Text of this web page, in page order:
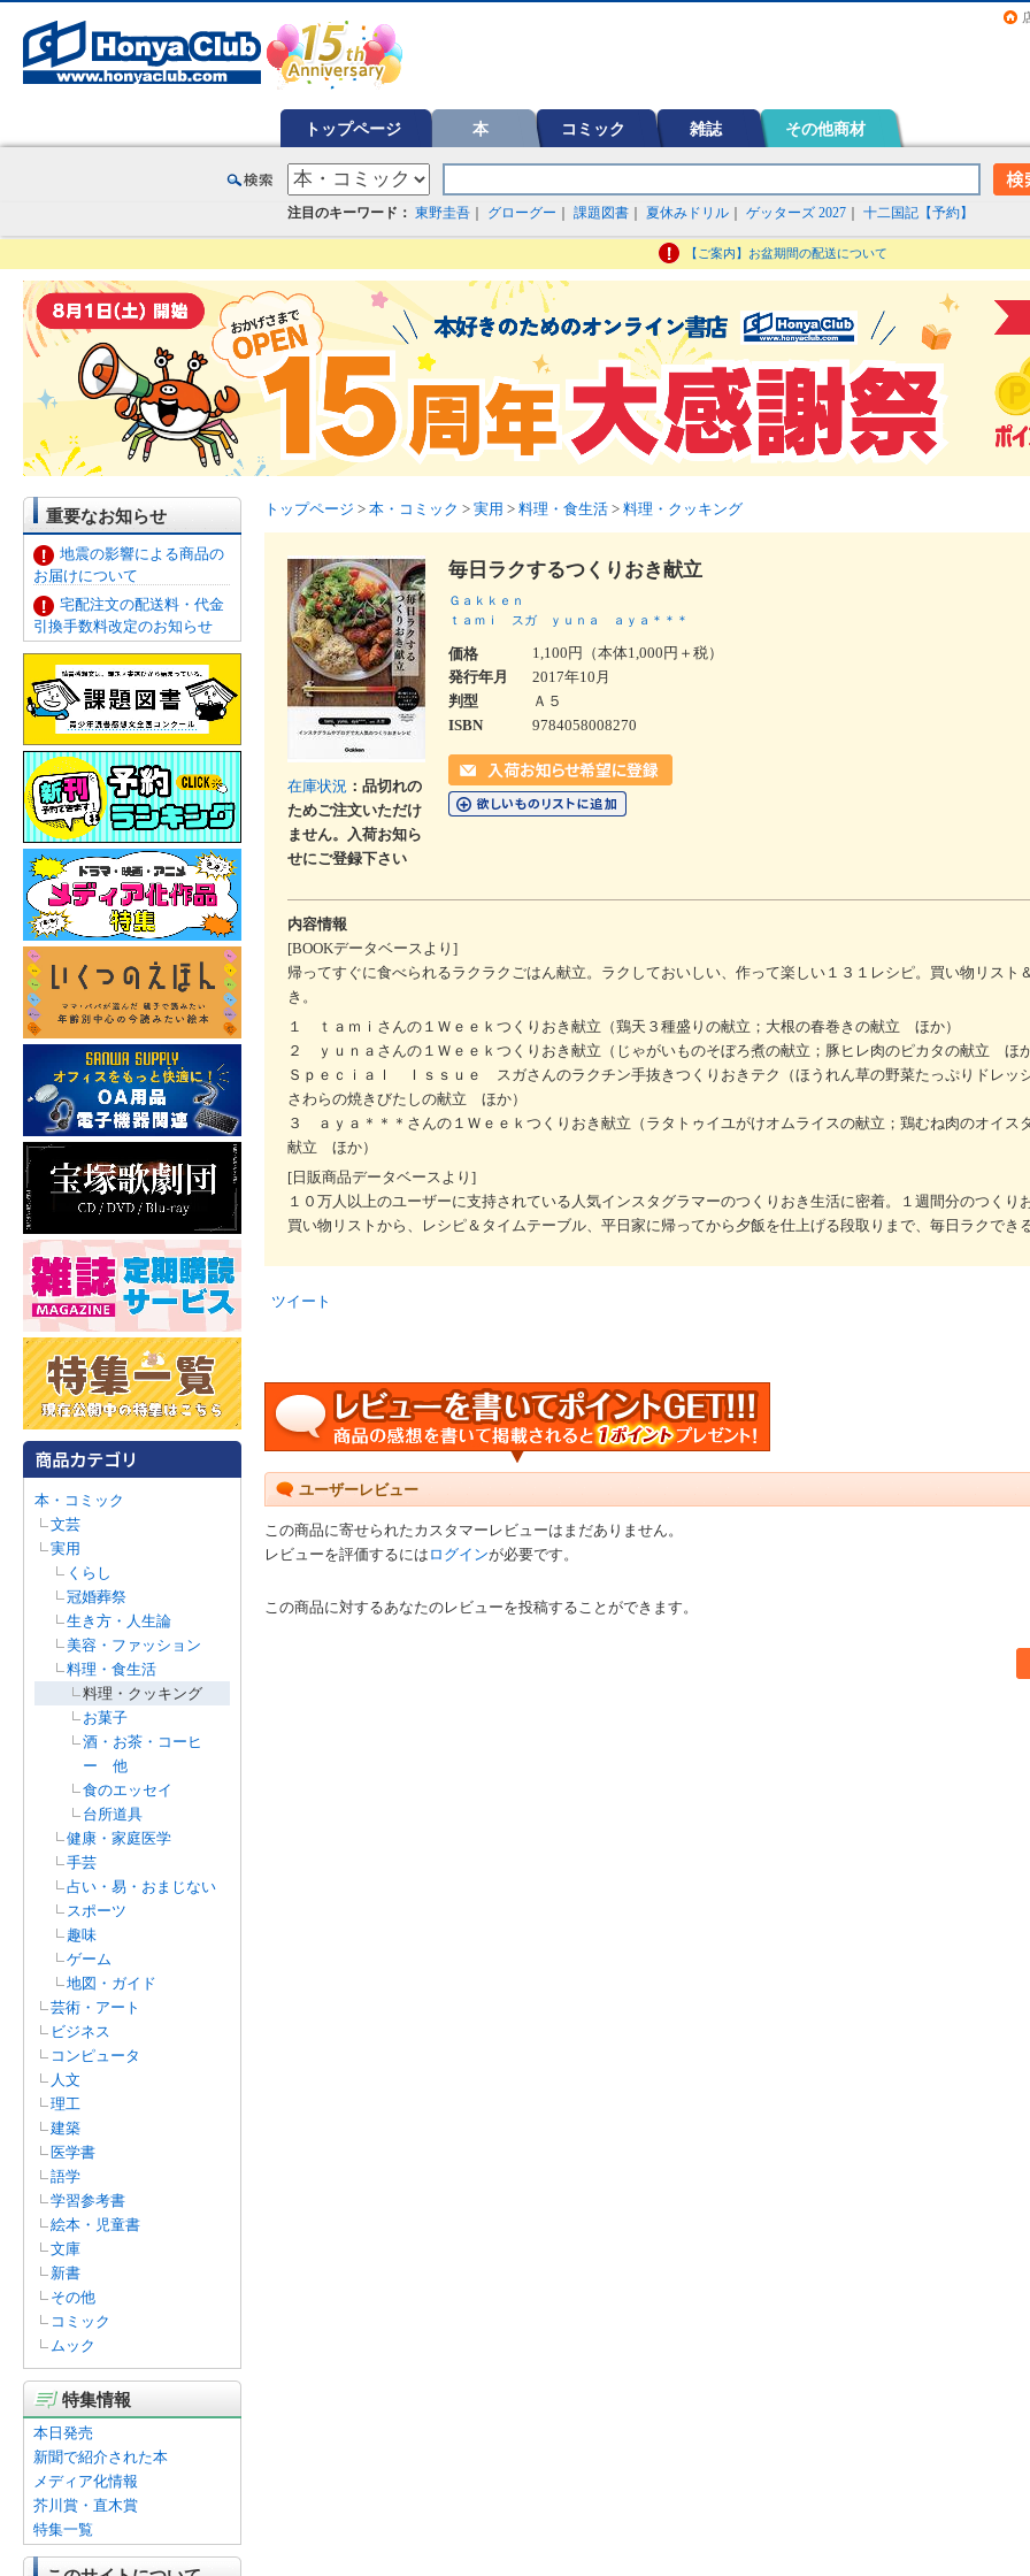
トップページ 本 コミック 雑誌 その他商材
注目のキーワード： 東野圭吾 グローグー 課題図書 夏休みドリル ゲッターズ 2027 十二国記【予約】
【ご案内】お盆期間の配送について
重要なお知らせ
地震の影響による商品の
お届けについて
宅配注文の配送料・代金
引換手数料改定のお知らせ
本・コミック
文芸
実用
くらし
冠婚葬祭
生き方・人生論
美容・ファッション
料理・食生活
料理・クッキング
お菓子
酒・お茶・コーヒ
ー 他
食のエッセイ
台所道具
健康・家庭医学
手芸
占い・易・おまじない
スポーツ
趣味
ゲーム
地図・ガイド
芸術・アート
ビジネス
コンピュータ
人文
理工
建築
医学書
語学
学習参考書
絵本・児童書
文庫
新書
その他
コミック
ムック
特集情報
本日発売
新聞で紹介された本
メディア化情報
芥川賞・直木賞
特集一覧
トップページ > 本・コミック > 実用 > 料理・食生活 > 料理・クッキング
在庫状況 ：品切れの
ためご注文いただけ
ません。入荷お知ら
せにご登録下さい
毎日ラクするつくりおき献立
Ｇａｋｋｅｎ
ｔａｍｉ
スガ ｙｕｎａ ａｙａ＊＊＊
価格
1,100円（本体1,000円＋税）
発行年月
2017年10月
判型
Ａ５
ISBN
9784058008270
内容情報
[BOOKデータベースより]
帰ってすぐに食べられるラクラクごはん献立。ラクしておいしい、作って楽しい１３１レシピ。買い物リスト
き。
１ ｔａｍｉさんの１Ｗｅｅｋつくりおき献立（鶏天３種盛りの献立；大根の春巻きの献立 ほか）
２ ｙｕｎａさんの１Ｗｅｅｋつくりおき献立（じゃがいものそぼろ煮の献立；豚ヒレ肉のピカタの献立 ほか
Ｓｐｅｃｉａｌ Ｉｓｓｕｅ スガさんのラクチン手抜きつくりおきテク（ほうれん草の野菜たっぷりドレッ
さわらの焼きびたしの献立 ほか）
３ ａｙａ＊＊＊さんの１Ｗｅｅｋつくりおき献立（ラタトゥイユがけオムライスの献立；鶏むね肉のオイス
献立 ほか）
[日販商品データベースより]
１０万人以上のユーザーに支持されている人気インスタグラマーのつくりおき生活に密着。１週間分のつくり
買い物リストから、レシピ＆タイムテーブル、平日家に帰ってから夕飯を仕上げる段取りまで、毎日ラクでき
ツイート
ユーザーレビュー
この商品に寄せられたカスタマーレビューはまだありません。
レビューを評価するには ログインが必要です。
この商品に対するあなたのレビューを投稿することができます。